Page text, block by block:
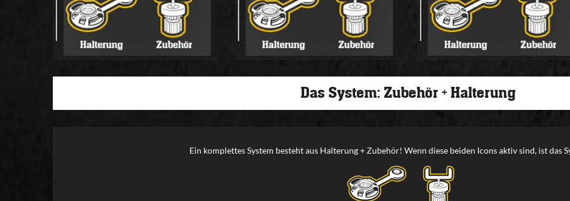
Das System: Zubehör + Halterung
Ein komplettes System besteht aus Halterung + Zubehör! Wenn diese beiden Icons aktiv sind, ist das